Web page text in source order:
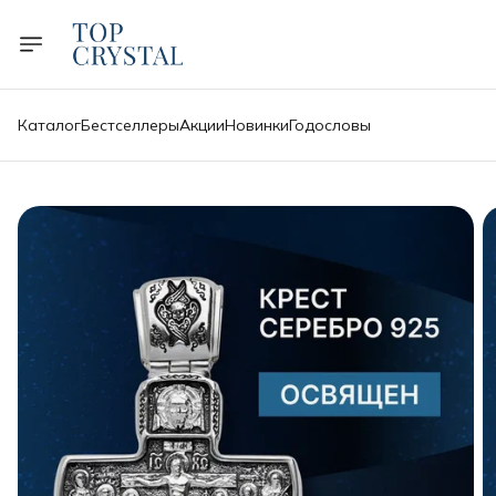
КаталогБестселлерыАкцииНовинкиГодословы